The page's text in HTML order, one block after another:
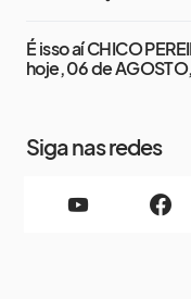
É isso aí CHICO
hoje, 06 de
Siga nas redes